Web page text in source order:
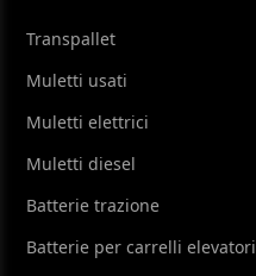
Transpallet
Muletti usati
Muletti elettrici
Muletti diesel
Batterie trazione
Batterie per carrelli elevatori